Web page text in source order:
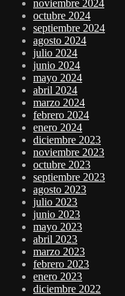
noviembre 2024
octubre 2024
septiembre 2024
agosto 2024
julio 2024
junio 2024
mayo 2024
abril 2024
marzo 2024
febrero 2024
enero 2024
diciembre 2023
noviembre 2023
octubre 2023
septiembre 2023
agosto 2023
julio 2023
junio 2023
mayo 2023
abril 2023
marzo 2023
febrero 2023
enero 2023
diciembre 2022